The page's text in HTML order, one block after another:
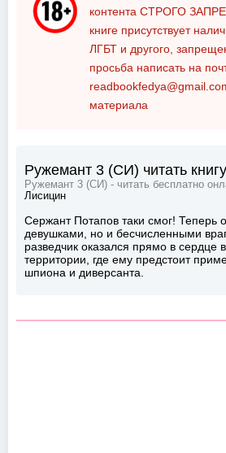
контента СТРОГО
книге присутствует
ЛГБТ и другого,
просьба написать на
материала
Ружемант 3 (СИ) читать
Ружемант 3 (СИ) - читать бесплатно
Лисицин
Сержант Потапов таки смог! Теперь
девушками, но и бесчисленными
разведчик оказался прямо в сердце
территории, где ему предстоит
шпиона и диверсанта.